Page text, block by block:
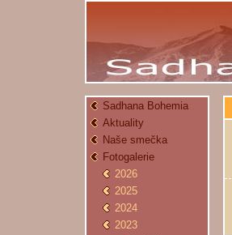
Sadhana Bohemia
Aktuality
Naše smečka
Fotogalerie
2026
2025
2024
2023